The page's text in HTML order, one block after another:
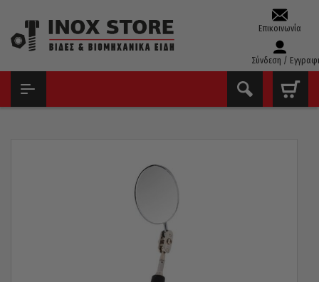
Επικοινωνία
Σύνδεση /
ΤΗΛΕΣΚΟΠΙΚΌΣ ΚΑΘΡΈΦΤΗΣ KEMPER 6061